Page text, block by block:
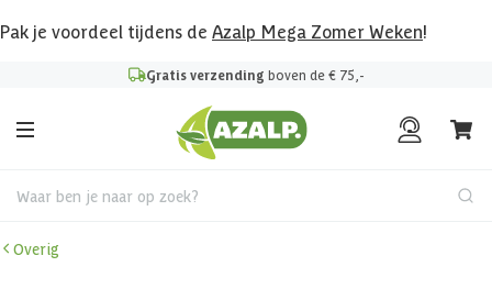
Pak je voordeel tijdens de Azalp Mega Zomer Weken!
Gratis verzending boven de € 75,-
Waar ben je naar op zoek?
Overig